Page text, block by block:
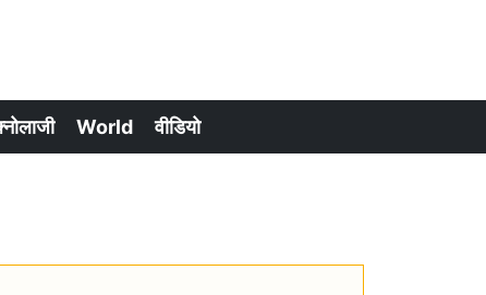
World वीडियो